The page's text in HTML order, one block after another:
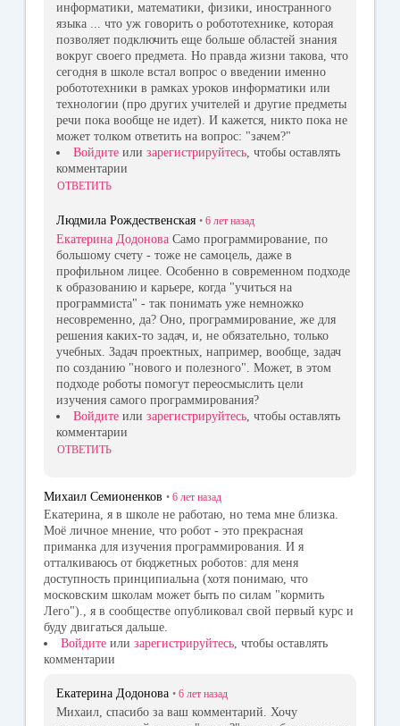
информатики, математики, физики, иностранного
языка ... что уж говорить о робототехнике, которая
позволяет подключить еще больше областей знания
вокруг своего предмета. Но правда жизни такова, что
сегодня в школе встал вопрос о введении именно
робототехники в рамках уроков информатики или
технологии (про других учителей и другие предметы
речи пока вообще не идет). И кажется, никто пока не
может толком ответить на вопрос: "зачем?"
Войдите или зарегистрируйтесь, чтобы оставлять
комментарии
ОТВЕТИТЬ
Людмила Рождественская • 6 лет назад
Екатерина Додонова Само программирование, по
большому счету - тоже не самоцель, даже в
профильном лицее. Особенно в современном подходе
к образованию и карьере, когда "учиться на
программиста" - так понимать уже немножко
несовременно, да? Оно, программирование, же для
решения каких-то задач, и, не обязательно, только
учебных. Задач проектных, например, вообще, задач
по созданию "нового и полезного". Может, в этом
подходе роботы помогут переосмыслить цели
изучения самого программирования?
Войдите или зарегистрируйтесь , чтобы оставлять
комментарии
ОТВЕТИТЬ
Михаил Семионенков • 6 лет назад
Екатерина, я в школе не работаю, но тема мне близка.
Моё личное мнение, что робот - это прекрасная
приманка для изучения программирования. И я
отталкиваюсь от бюджетных роботов: для меня
доступность принципиальна (хотя понимаю, что
московским школам может быть по силам "кормить
Лего")., я в сообществе опубликовал свой первый курс и
буду двигаться дальше.
Войдите или зарегистрируйтесь, чтобы оставлять
комментарии
Екатерина Додонова • 6 лет назад
Михаил, спасибо за ваш комментарий. Хочу